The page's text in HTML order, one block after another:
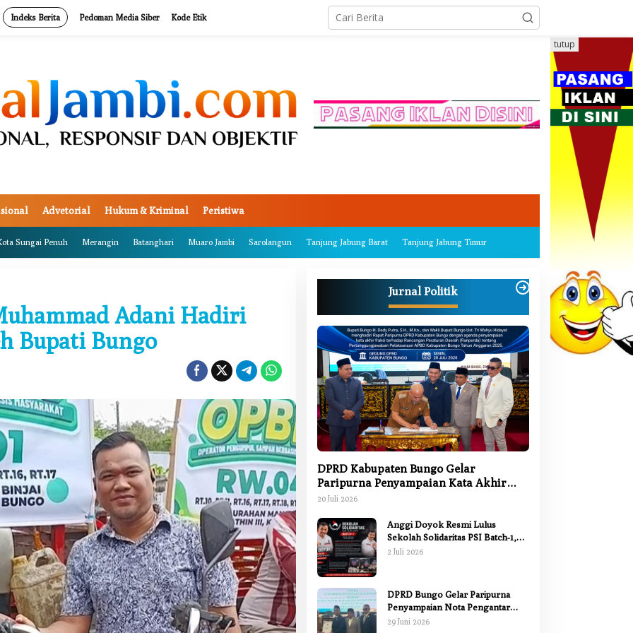
Indeks Berita Pedoman Media Siber Kode Etik
Advetorial Hukum & Kriminal Peristiwa
Sungai Penuh Merangin Batanghari Muaro Jambi Sarolangun Tanjung Jabung Barat Tanjung Jabung Timur
tutup
Adani Hadiri
Bupati Bungo
Jurnal Politik
DPRD Kabupaten Bungo Gelar
Paripurna Penyampaian Kata Akhir
Fraksi terhadap Ranperda
20 Juli 2026
Anggi Doyok Resmi Lulus
Sekolah Solidaritas PSI Batch-1,
Siap Perkuat Kiprah Politik dari
2 Juli 2026
DPRD Bungo Gelar Paripurna
Penyampaian Nota Pengantar
Pertanggungjawaban Pelaksanaan
29 Juni 2026